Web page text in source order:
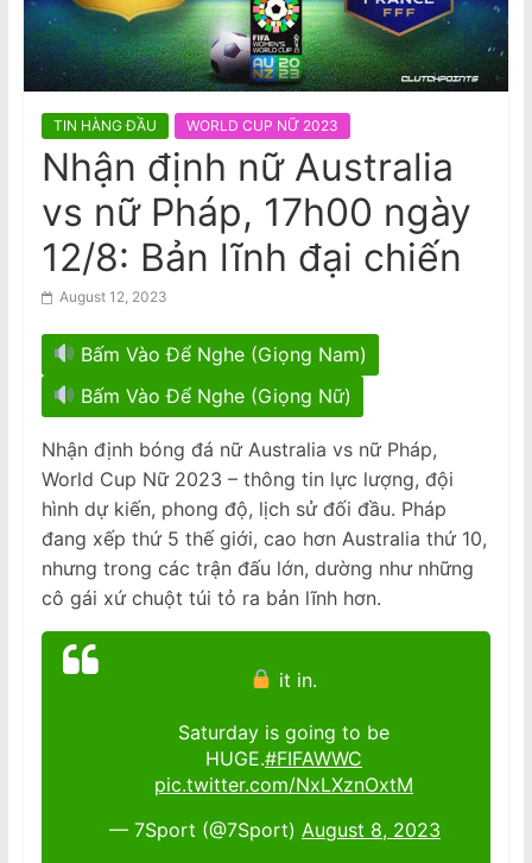
a
m
s
e
N
e
w
s
p
a
p
e
r
AVRNC: Phản Đối Tổng Bí Thư Kiêm
Chủ Tịch Nhà Nước CSVN Tô Lâm
Đến Úc Châu
TIN HÀNG ĐẦU WORLD CUP NỮ 2023
Nhận định nữ Australia
vs nữ Pháp, 17h00 ngày
12/8: Bản lĩnh đại chiến
August 12, 2023
Bấm Vào Để Nghe (Giọng Nam)
Bấm Vào Để Nghe (Giọng Nữ)
Nhận định bóng đá nữ Australia vs nữ Pháp,
World Cup Nữ 2023 – thông tin lực lượng, đội
hình dự kiến, phong độ, lịch sử đối đầu. Pháp
đang xếp thứ 5 thế giới, cao hơn Australia thứ 10,
nhưng trong các trận đấu lớn, dường như những
cô gái xứ chuột túi tỏ ra bản lĩnh hơn.
it in.
Saturday is going to be
HUGE.#FIFAWWC
pic.twitter.com/NxLXznOxtM
— 7Sport (@7Sport) August 8, 2023